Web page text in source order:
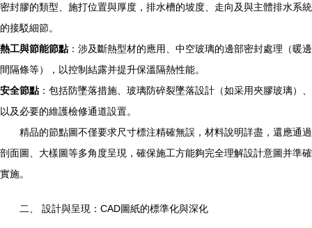
密封膠的類型、施打位置與厚度，排水槽的坡度、走向及與主體排水系統
的接駁細節。
熱工與節能節點：涉及斷熱型材的應用、中空玻璃的邊部密封處理（暖邊
間隔條等），以控制結露并提升保溫隔熱性能。
安全節點：包括防墜落措施、玻璃防碎裂墜落設計（如采用夾膠玻璃）、
以及必要的維護檢修通道設置。
精品的節點圖不僅要求尺寸標注精確無誤，材料說明詳盡，還應通過
剖面圖、大樣圖等多角度呈現，確保施工方能夠完全理解設計意圖并準確
實施。
二、 設計與呈現：CAD圖紙的標準化與深化